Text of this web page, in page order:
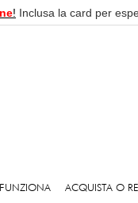
! Inclusa la card per
ACQUISTA O